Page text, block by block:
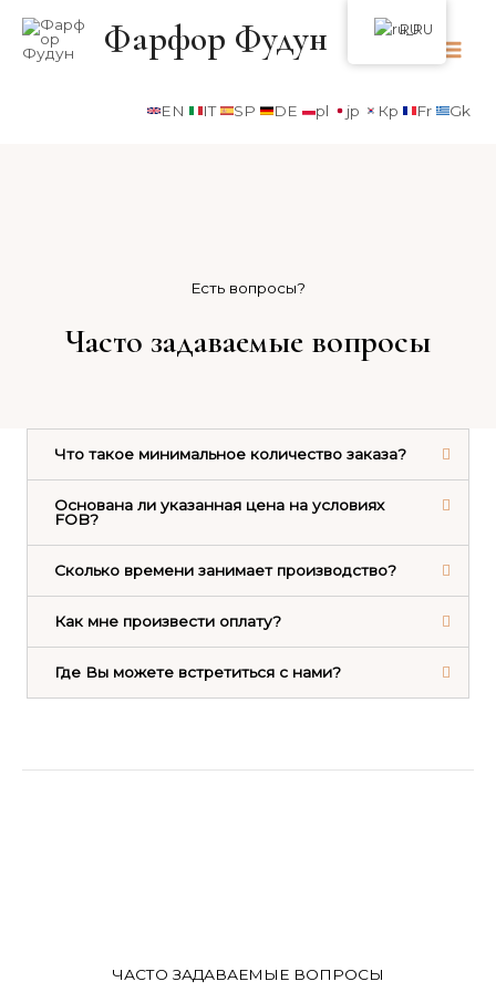
Фарфор Фудун
EN IT SP DE pl jp Кр Fr Gk
Есть вопросы?
Часто задаваемые вопросы
Что такое минимальное количество заказа?
Основана ли указанная цена на условиях
FOB?
Сколько времени занимает производство?
Как мне произвести оплату?
Где Вы можете встретиться с нами?
ЧАСТО ЗАДАВАЕМЫЕ ВОПРОСЫ
RU